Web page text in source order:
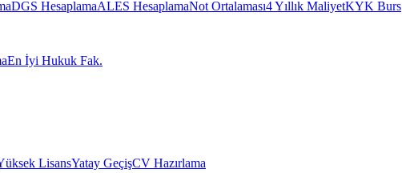
DGS HesaplamaALES HesaplamaNot Ortalaması4 Yıllık MaliyetKYK Burs
En İyi Hukuk Fak.
LisansYatay GeçişCV Hazırlama